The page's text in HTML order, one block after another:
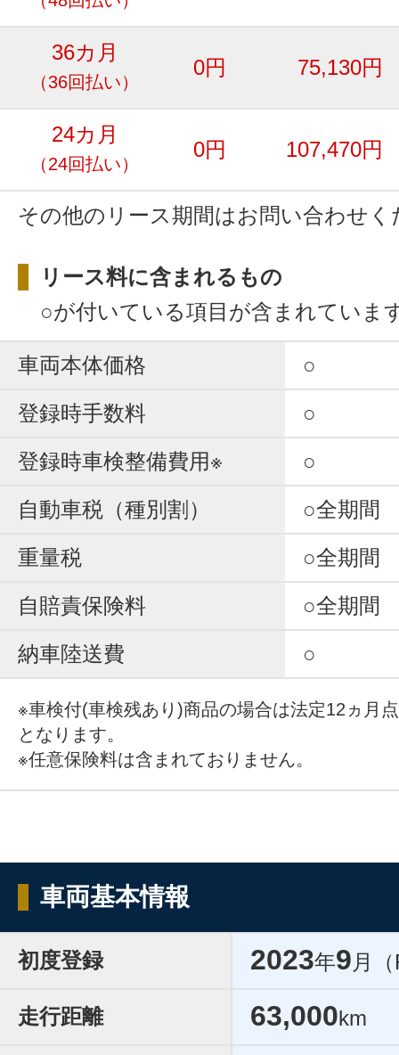
36カ月
（36回払い）
0円 75,130円
24カ月
（24回払い）
0円 107,470円
その他のリース期間はお問い合わせく
リース料に含まれるもの
○が付いている項目が含まれていま
車両本体価格
○
登録時手数料
○
登録時車検整備費用※
○
自動車税（種別割）
○全期間
重量税
○全期間
自賠責保険料
○全期間
納車陸送費
○
※車検付(車検残あり)商品の場合は法定12ヵ月
となります。
※任意保険料は含まれておりません。
車両基本情報
初度登録 2023年9 月
走行距離 63,000km